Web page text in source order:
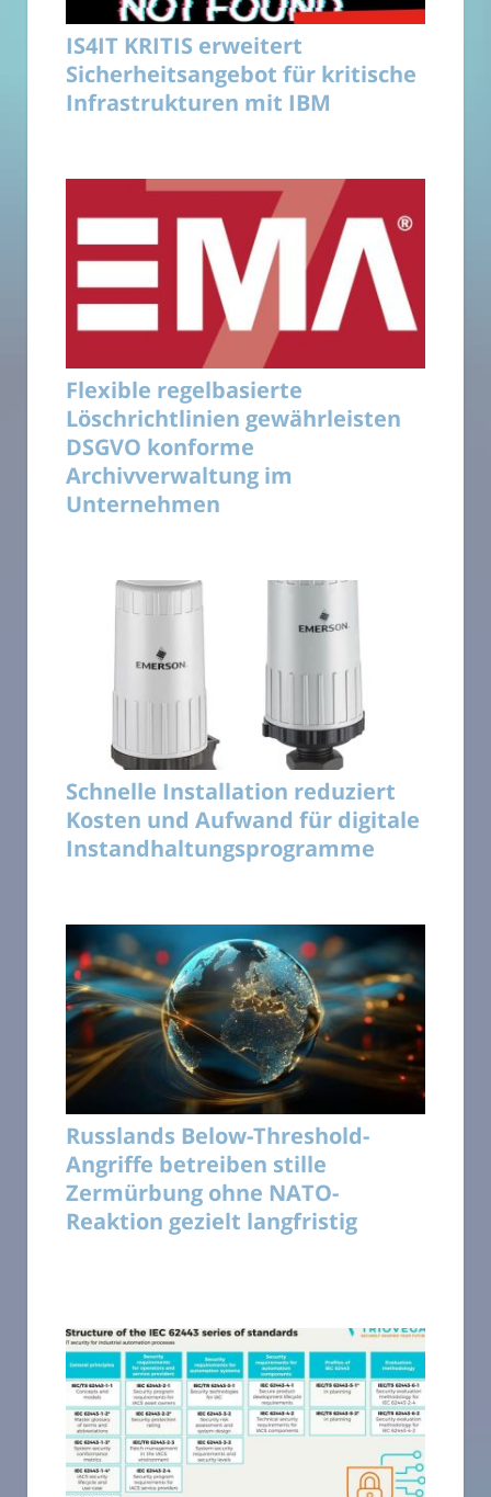
IS4IT KRITIS erweitert
Sicherheitsangebot für kritische
Infrastrukturen mit IBM
Flexible regelbasierte
Löschrichtlinien gewährleisten
DSGVO konforme
Archivverwaltung im
Unternehmen
Schnelle Installation reduziert
Kosten und Aufwand für digitale
Instandhaltungsprogramme
Russlands Below-Threshold-
Angriffe betreiben stille
Zermürbung ohne NATO-
Reaktion gezielt langfristig